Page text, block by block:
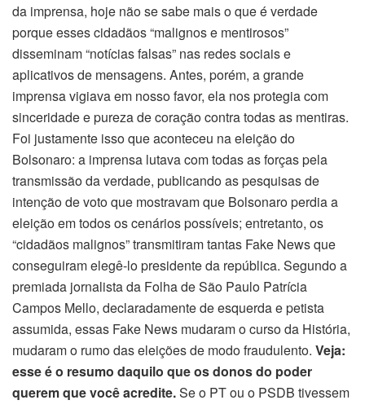
da imprensa, hoje não se sabe mais o que é verdade
porque esses cidadãos “malignos e mentirosos”
disseminam “notícias falsas” nas redes sociais e
aplicativos de mensagens. Antes, porém, a grande
imprensa vigiava em nosso favor, ela nos protegia com
sinceridade e pureza de coração contra todas as mentiras.
Foi justamente isso que aconteceu na eleição do
Bolsonaro: a imprensa lutava com todas as forças pela
transmissão da verdade, publicando as pesquisas de
intenção de voto que mostravam que Bolsonaro perdia a
eleição em todos os cenários possíveis; entretanto, os
“cidadãos malignos” transmitiram tantas Fake News que
conseguiram elegê-lo presidente da república. Segundo a
premiada jornalista da Folha de São Paulo Patrícia
Campos Mello, declaradamente de esquerda e petista
assumida, essas Fake News mudaram o curso da História,
mudaram o rumo das eleições de modo fraudulento. Veja:
esse é o resumo daquilo que os donos do poder
querem que você acredite.Se o PT ou o PSDB tivessem